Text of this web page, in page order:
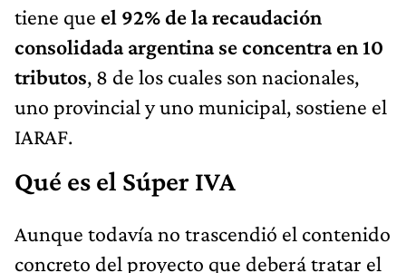
tiene que el 92% de la recaudación
consolidada argentina se concentra en 10
tributos, 8 de los cuales son nacionales,
uno provincial y uno municipal, sostiene el
IARAF.
Qué es el Súper IVA
Aunque todavía no trascendió el contenido
concreto del proyecto que deberá tratar el